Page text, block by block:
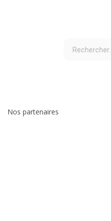
Nos partenaires